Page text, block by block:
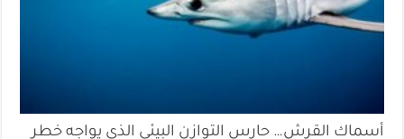
أسماك القرش… حارس التوازن البيئي الذي يواجه خطر